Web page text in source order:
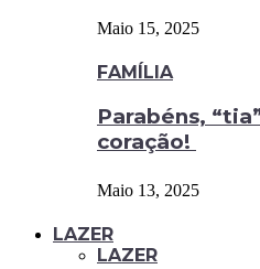
Maio 15, 2025
FAMÍLIA
Parabéns,
coração!
Maio 13, 2025
LAZER
LAZER